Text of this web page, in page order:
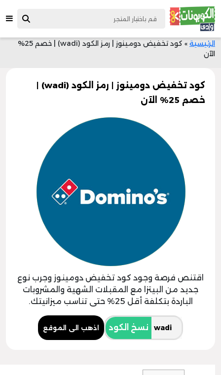
الرئيسية »
كود تخفيض دومينوز | رمز الكود (wadi) | خصم 25%
الآن
كود تخفيض دومينوز | رمز الكود (wadi) |
خصم 25% الآن
اقتنص فرصة وجود كود تخفيض دومينوز وجرب نوع
جديد من البيتزا مع المقبلات الشهية والمشروبات
الباردة بتكلفة أقل 25% حتى تناسب ميزانيتك.
نسخ الكود اذهب الى الموقع